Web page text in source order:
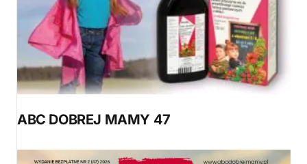
ABC DOBREJ MAMY 47